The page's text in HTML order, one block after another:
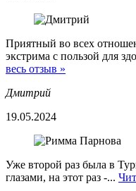
Приятный во всех
экстрима с пользой для
весь отзыв »
Дмитрий
19.05.2024
Уже второй раз была в
глазами, на этот раз -...